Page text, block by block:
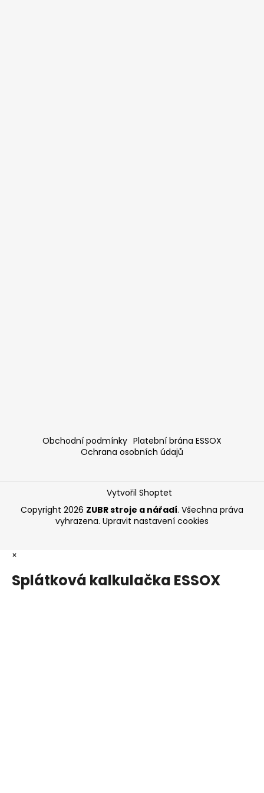
Obchodní podmínky Platební brána ESSOX
Ochrana osobních údajů
Vytvořil Shoptet
Copyright 2026 ZUBR stroje a nářadí. Všechna práva
vyhrazena. Upravit nastavení cookies
×
Splátková kalkulačka ESSOX